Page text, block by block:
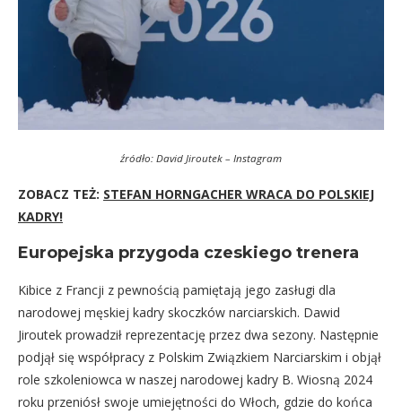
źródło: David Jiroutek – Instagram
ZOBACZ TEŻ: STEFAN HORNGACHER WRACA DO POLSKIEJ
KADRY!
Europejska przygoda czeskiego trenera
Kibice z Francji z pewnością pamiętają jego zasługi dla
narodowej męskiej kadry skoczków narciarskich. Dawid
Jiroutek prowadził reprezentację przez dwa sezony. Następnie
podjął się współpracy z Polskim Związkiem Narciarskim i objął
role szkoleniowca w naszej narodowej kadry B. Wiosną 2024
roku przeniósł swoje umiejętności do Włoch, gdzie do końca